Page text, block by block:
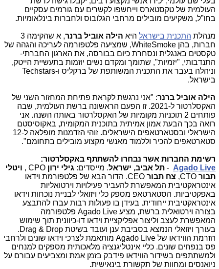
העולמית של טקסטארס וייחשפו לקשרים עם גורמים עסקיים
בחו”ל, משקיעים מובילים מרחבי הגלובוס ולחברות בינלאומיות.
מנהלת התכנית בישראל היא הילה אוביל ברנר
, א שהקימה 3
חברות, בהן WhiteSmoke, שמציעה פלטפורמה לעריכה והגהה של
טקסטים באנגלית ונסחרת כיום בבורסה, את הארגון החברתי-
התנדבותי, "יזמיות", שתומך ומקדם נשים יוזמות בתעשיית הייטק,
וניהלה בעבר את התכנית המשותפת של ברקליס ו-Techstars
בישראל.
הילה אוביל ברנר: "אני נרגשת לקראת פתיחת המחזור השני של
האקסלרטור ל-2021. זו הפעם הראשונה ברשת העולמית, שבה
פותחים 2 תוכניות מקומיות של האקסלרטור באותה השנה. אני
רואה בכך הבעת אמון אמיתית בתוכנית המקומית, באקוסיסטם
הישראלי ובסטארטאפים הישראלים. זוהי הזדמנות מופלאה ל-12
סטארטאפים להכיר וללמוד מאנשי מקצוע מובילים בתחומם".
רשימת החברות אשר נבחרו להשתתף באקסלרטור:
Agado Live
- תל אביב, ישראל. מייסדים: גילי ירון CPO
, ויטלי
תבור CTO
, צח תבור CEO. הדור הבא של פלטפורמת וידאו
אינטראקטיבית המאפשרת להעביר פעילויות וירטואליות
באפקטיביות. הסטארטאפ מספק כלי ויזואלי לבניית נוכחות וידאו
אינטראקטיבית ייחודית. בעידן בו פעולות רבות עברו להתבצע
בצורה וירטואלית ברשת, מציע Agado Live פלטפורמה
המאפשרת לעצב וליצור אפליקציית וידאו דו-כיוונית תוך שימוש
בעורך ויזואלי הנמצא בסביבת ענן ועובד בשיטת Drag & Drop
.
הזרמת הווידאו של Agado Live מותאמת לצרכי וידאו שונים ולרחבי
פס בנפחים שונים. כליי אינטליגנציה מלאכותית מספקים למנחים
ולמשתתפים בשידור הווידאו פידבק בזמן אמת ומצביעים עבורם על
ניואנסים ומחוות של תקשורת בינאישית.